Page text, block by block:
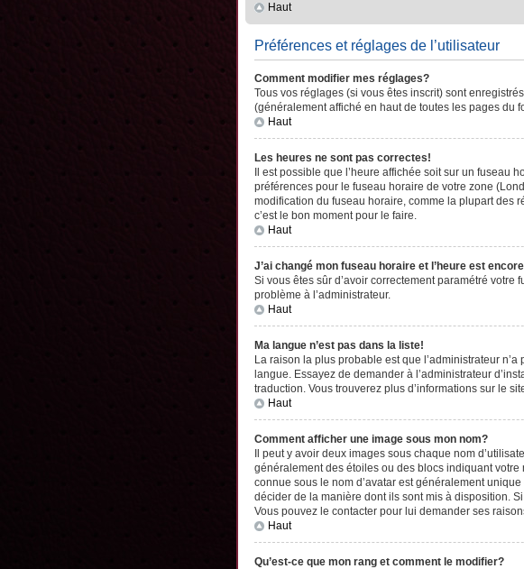
Haut
Préférences et réglages de l’utilisateur
Comment modifier mes réglages?
Tous vos réglages (si vous êtes inscrit) sont
(généralement affiché en haut de toutes les pages du
Haut
Les heures ne sont pas correctes!
Il est possible que l’heure affichée soit sur un
préférences pour le fuseau horaire de votre zone
modification du fuseau horaire, comme la plupart des
c’est le bon moment pour le faire.
Haut
J’ai changé mon fuseau horaire et l’heure est
Si vous êtes sûr d’avoir correctement paramétré votre
problème à l’administrateur.
Haut
Ma langue n’est pas dans la liste!
La raison la plus probable est que l’administrateur
langue. Essayez de demander à l’administrateur
traduction. Vous trouverez plus d’informations sur le
Haut
Comment afficher une image sous mon nom?
Il peut y avoir deux images sous chaque nom
généralement des étoiles ou des blocs indiquant
connue sous le nom d’avatar est généralement
décider de la manière dont ils sont mis à disposition.
Vous pouvez le contacter pour lui demander ses
Haut
Qu’est-ce que mon rang et comment le modifier?